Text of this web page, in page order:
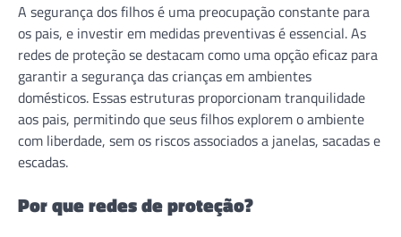
A segurança dos filhos é uma preocupação constante para
os pais, e investir em medidas preventivas é essencial. As
redes de proteção se destacam como uma opção eficaz para
garantir a segurança das crianças em ambientes
domésticos. Essas estruturas proporcionam tranquilidade
aos pais, permitindo que seus filhos explorem o ambiente
com liberdade, sem os riscos associados a janelas, sacadas e
escadas.
Por que redes de proteção?